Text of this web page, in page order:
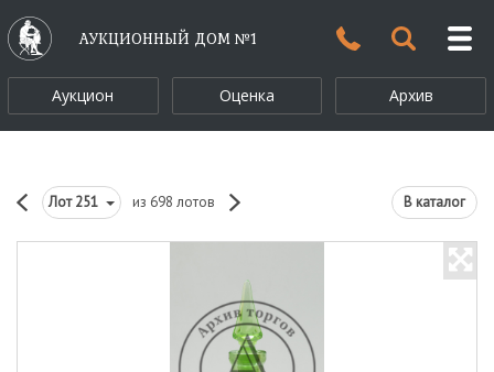
АУКЦИОННЫЙ ДОМ №1
Аукцион Оценка Архив
Лот251 из 698 лотов В каталог